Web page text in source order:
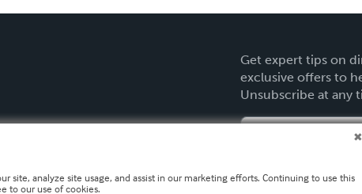
Get expert tips on
exclusive offers to
Unsubscribe at any
site, analyze site usage, and assist in our marketing efforts. Continuing to use this
to our use of cookies.